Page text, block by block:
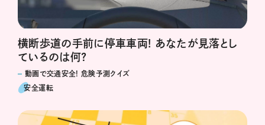
横断歩道の手前に停車車両! あなたが見落とし
ているのは何?
動画で交通安全! 危険予測クイズ
安全運転